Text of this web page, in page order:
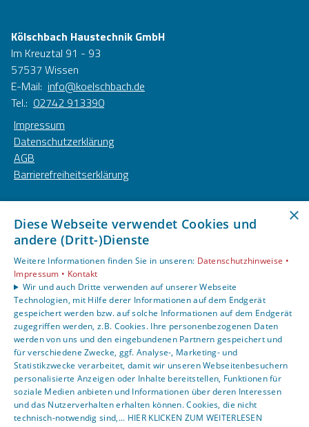
Kölschbach Haustechnik GmbH
Im Kreuztal 91 - 93
57537 Wissen
E-Mail: info@koelschbach.de
Tel.: 02742 913390
Impressum
Datenschutzerklärung
AGB
Barrierefreiheitserklärung
Privatkunden
Gewerbekunden
Karriere
Unternehmen
Kontakt
Um externe HTML-Inhalte anzuzeigen, benötigen wir
Ihre Einwilligung.
Weitere Informationen finden Sie in unserer
Datenschutzerklärung.
Cookie-Einstellungen öffnen
×
Diese Webseite verwendet Cookies und
andere (Dritt-)Dienste
Weitere Informationen finden Sie in unseren: Datenschutzhinweise •
Impressum • Kontakt
Wir und auch Dritte verwenden auf unserer Webseite
Technologien, mit Hilfe derer Informationen auf dem Endgerät
gespeichert werden bzw. auf solche Informationen auf dem Endgerät
zugegriffen werden, z.B. Cookies. Ihre personenbezogenen Daten
werden von uns und den eingebundenen Partnern gespeichert und
für verschiedene Zwecke, ggf. Analyse-, Marketing- und
Statistikzwecke verarbeitet, damit wir unseren Webseitenbesuchern
personalisierte Anzeigen oder Inhalte bereitstellen, Funktionen für
soziale Medien anbieten und Informationen über deren Interessen
und das Nutzerverhalten erhalten können. Cookies, die nicht
technisch-notwendig sind,... HIER KLICKEN ZUM WEITERLESEN